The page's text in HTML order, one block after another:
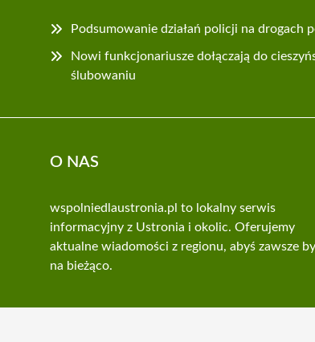
Podsumowanie działań policji na drogach
Nowi funkcjonariusze dołączają do
ślubowaniu
O NAS
wspolniedlaustronia.pl to lokalny serwis
informacyjny z Ustronia i okolic. Oferujemy
aktualne wiadomości z regionu, abyś zawsze
na bieżąco.